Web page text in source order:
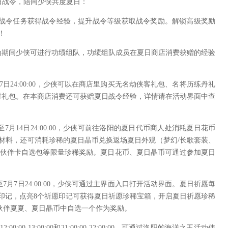
令，陪同少侠共度夏日：
务获得战令经验，提升战令等级获取战令奖励。解锁高级奖励
侠可进行功绩组队，功绩组队成员在夏日商店消费获赠的经验
，少侠可以在商店里购买无名劫侠客礼包、名将历练丹礼
包。在本商店消费还可获赠夏日战令经验，详情请在活动界面中查
14日24:00:00，少侠可前往洛阳的夏日代币商人处消耗夏日花币
，还可消耗珍稀的夏日晶币兑换返场夏日外观（梦幻/长歌套装、
伴卡自选包等限量珍稀奖励。夏日花币、夏日晶币可通过参加夏日
7日24:00:00，少侠可通过主界面入口打开活动界面。夏日祈愿每
，点亮8个祈愿印记可获得夏日祈愿珍稀宝箱，开启夏日祈愿珍稀
夏夏、夏日晶币中自选一个作为奖励。